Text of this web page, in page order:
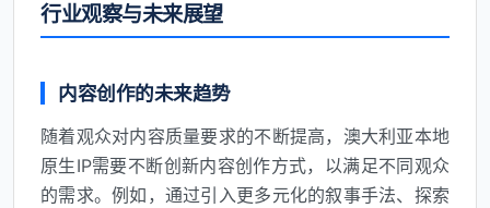
行业观察与未来展望
内容创作的未来趋势
随着观众对内容质量要求的不断提高，澳大利亚本地
原生IP需要不断创新内容创作方式，以满足不同观众
的需求。例如，通过引入更多元化的叙事手法、探索